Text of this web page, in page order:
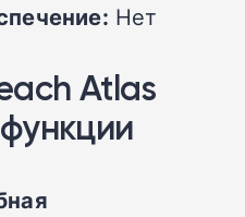
Нет
Atlas